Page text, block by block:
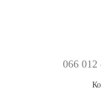
066 012